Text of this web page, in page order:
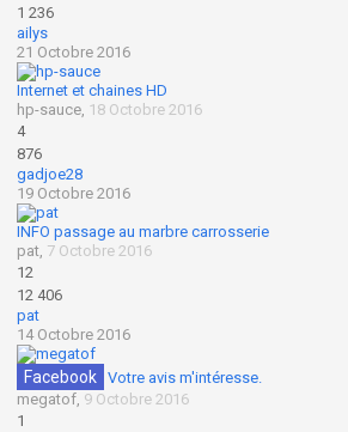
1 236
ailys
21 Octobre 2016
Internet et chaines HD
hp-sauce, 18 Octobre 2016
4
876
gadjoe28
19 Octobre 2016
INFO passage au marbre carrosserie
pat, 7 Octobre 2016
12
12 406
pat
14 Octobre 2016
Facebook
Votre avis m'intéresse.
megatof, 9 Octobre 2016
1